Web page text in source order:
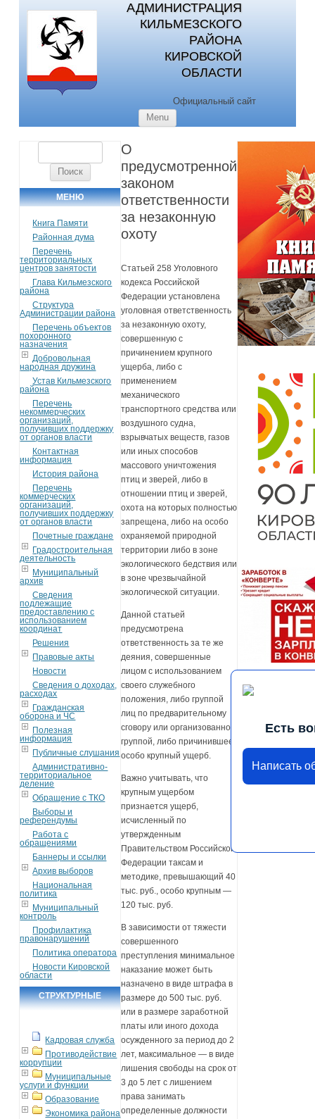
АДМИНИСТРАЦИЯ
КИЛЬМЕЗСКОГО
РАЙОНА
КИРОВСКОЙ
ОБЛАСТИ
Официальный сайт
Menu
МЕНЮ
Книга Памяти
Районная дума
Перечень
территориальных
центров занятости
Глава Кильмезского
района
Структура
Администрации района
Перечень объектов
похоронного
назначения
Добровольная
народная дружина
Устав Кильмезского
района
Перечень
некоммерческих
организаций,
получивших поддержку
от органов власти
Контактная
информация
История района
Перечень
коммерческих
организаций,
получивших поддержку
от органов власти
Почетные граждане
Градостроительная
деятельность
Муниципальный
архив
Сведения
подлежащие
предоставлению с
использованием
координат
Решения
Правовые акты
Новости
Сведения о доходах,
расходах
Гражданская
оборона и ЧС
Полезная
информация
Публичные слушания
Административно-
территориальное
деление
Обращение с ТКО
Выборы и
референдумы
Работа с
обращениями
Баннеры и ссылки
Архив выборов
Национальная
политика
Муниципальный
контроль
Профилактика
правонарушений
Политика оператора
Новости Кировской
области
СТРУКТУРНЫЕ
Кадровая служба
Противодействие
коррупции
Муниципальные
услуги и функции
Образование
Экономика района
О
предусмотренной
законом
ответственности
за незаконную
охоту
Статьей 258 Уголовного
кодекса Российской
Федерации установлена
уголовная ответственность
за незаконную охоту,
совершенную с
причинением крупного
ущерба, либо с
применением
механического
транспортного средства или
воздушного судна,
взрывчатых веществ, газов
или иных способов
массового уничтожения
птиц и зверей, либо в
отношении птиц и зверей,
охота на которых полностью
запрещена, либо на особо
охраняемой природной
территории либо в зоне
экологического бедствия или
в зоне чрезвычайной
экологической ситуации.
Данной статьей
предусмотрена
ответственность за те же
деяния, совершенные
лицом с использованием
своего служебного
положения, либо группой
лиц по предварительному
сговору или организованной
группой, либо причинившее
особо крупный ущерб.
Важно учитывать, что
крупным ущербом
признается ущерб,
исчисленный по
утвержденным
Правительством Российской
Федерации таксам и
методике, превышающий 40
тыс. руб., особо крупным —
120 тыс. руб.
В зависимости от тяжести
совершенного
преступления минимальное
наказание может быть
назначено в виде штрафа в
размере до 500 тыс. руб.
или в размере заработной
платы или иного дохода
осужденного за период до 2
лет, максимальное — в виде
лишения свободы на срок от
3 до 5 лет с лишением
права занимать
определенные должности
Есть
Написать